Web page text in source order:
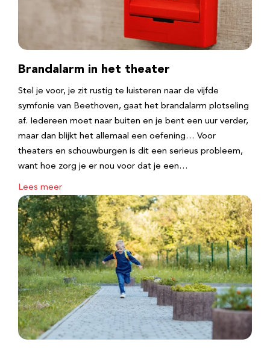
Brandalarm in het theater
Stel je voor, je zit rustig te luisteren naar de vijfde
symfonie van Beethoven, gaat het brandalarm plotseling
af. Iedereen moet naar buiten en je bent een uur verder,
maar dan blijkt het allemaal een oefening… Voor
theaters en schouwburgen is dit een serieus probleem,
want hoe zorg je er nou voor dat je een…
Lees meer